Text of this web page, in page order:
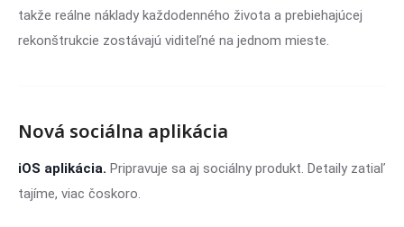
takže reálne náklady každodenného života a prebiehajúcej
rekonštrukcie zostávajú viditeľné na jednom mieste.
Nová sociálna aplikácia
iOS aplikácia. Pripravuje sa aj sociálny produkt. Detaily zatiaľ
tajíme, viac čoskoro.